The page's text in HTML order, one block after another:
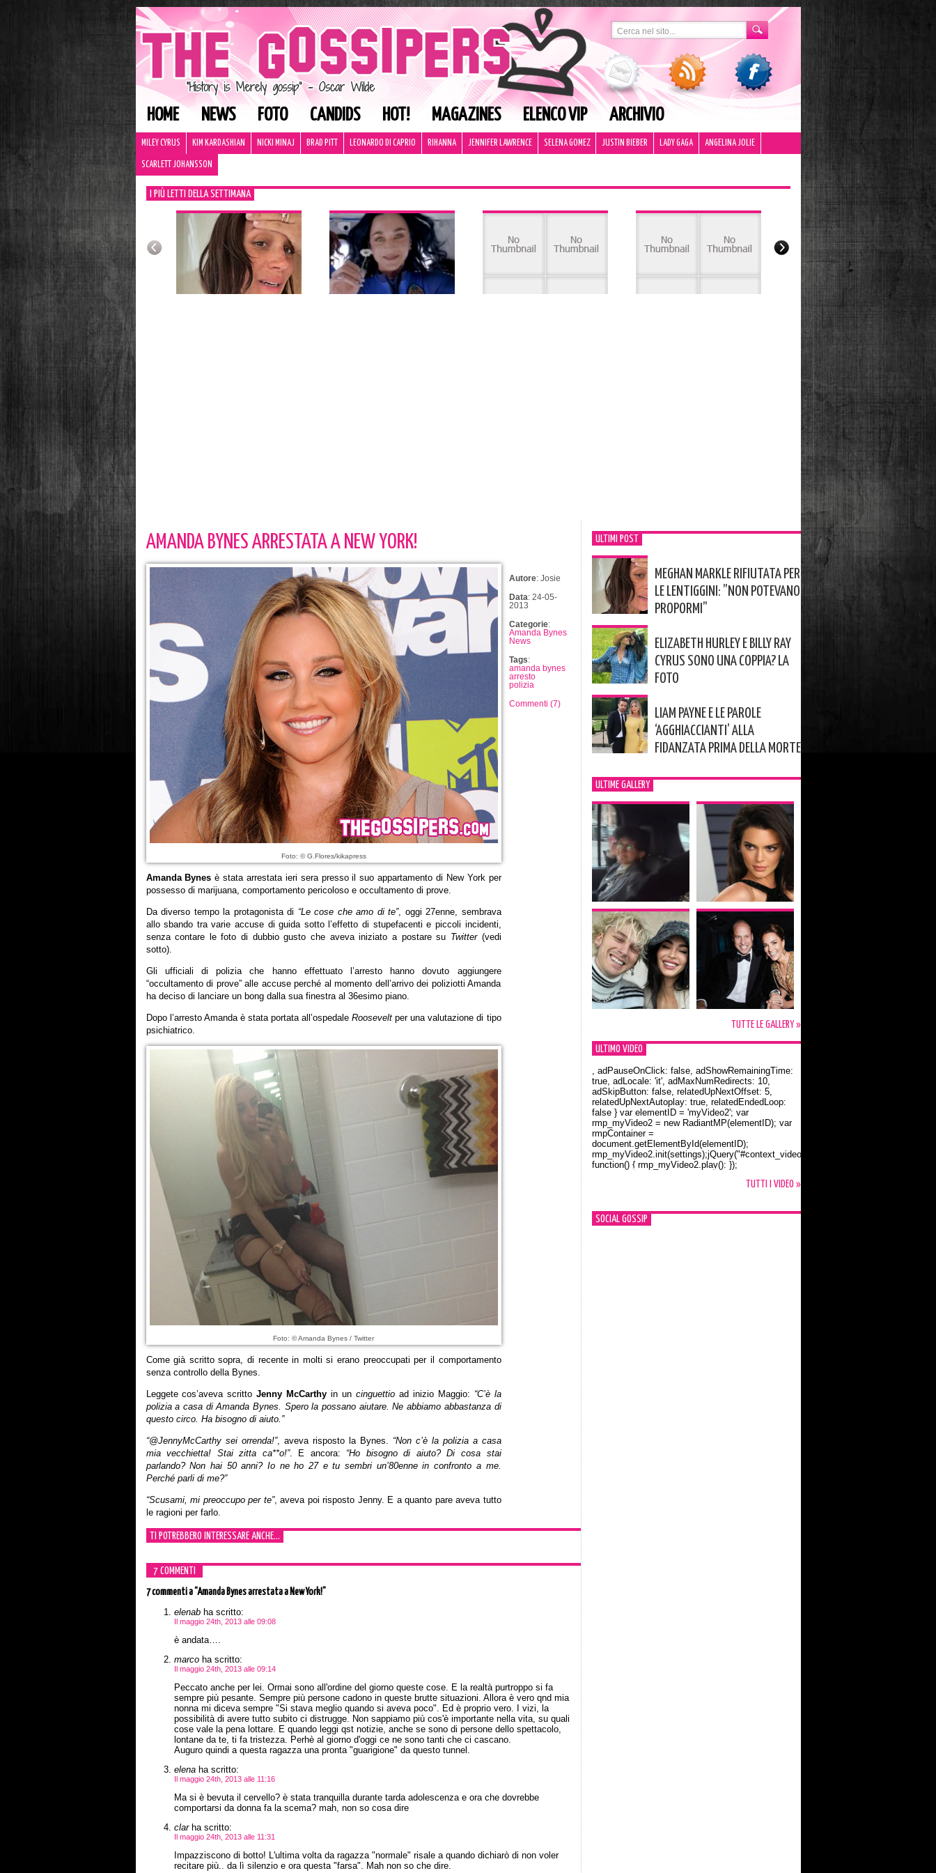
HOME NEWS FOTO CANDIDS HOT! MAGAZINES ELENCO VIP ARCHIVIO
MILEY CYRUS KIM KARDASHIAN NICKI MINAJ BRAD PITT LEONARDO DI CAPRIO RIHANNA JENNIFER LAWRENCE SELENA GOMEZ JUSTIN BIEBER LADY GAGA ANGELINA JOLIE
SCARLETT JOHANSSON
I PIÙ LETTI DELLA SETTIMANA
AMANDA BYNES ARRESTATA A NEW YORK!
Foto: © G.Flores/kikapress
Amanda Bynes è stata arrestata ieri sera presso il suo appartamento di New York per
possesso di marijuana, comportamento pericoloso e occultamento di prove.
Da diverso tempo la protagonista di “Le cose che amo di te”, oggi 27enne, sembrava
allo sbando tra varie accuse di guida sotto l’effetto di stupefacenti e piccoli incidenti,
senza contare le foto di dubbio gusto che aveva iniziato a postare su Twitter(vedi
sotto).
Gli ufficiali di poliziache hanno effettuato l’arresto hanno dovuto aggiungere
“occultamento di prove” alle accuse perché al momento dell’arrivo dei poliziotti Amanda
ha deciso di lanciare un bong dalla sua finestra al 36esimo piano.
Dopo l’arresto Amanda è stata portata all’ospedaleRoosevelt per una valutazione di tipo
psichiatrico.
Foto: © Amanda Bynes / Twitter
Come già scritto sopra, di recente in molti si erano preoccupati per il comportamento
senza controllo della Bynes.
Leggete cos’aveva scrittoJenny McCarthy in un cinguettioad inizio Maggio: “C’è la
polizia a casa di Amanda Bynes. Spero la possano aiutare. Ne abbiamo abbastanza di
questo circo. Ha bisogno di aiuto.”
“@JennyMcCarthy sei orrenda!”, aveva risposto la Bynes. “Non c’è la polizia a casa
mia vecchietta! Stai zitta ca**o!”. E ancora: “Ho bisogno di aiuto? Di cosa stai
parlando? Non hai 50 anni? Io ne ho 27 e tu sembri un’80enne in confronto a me.
Perché parli di me?”
“Scusami, mi preoccupo per te”, aveva poi risposto Jenny. E a quanto pare aveva tutto
le ragioni per farlo.
Autore: Josie
Data: 24-05-
2013
Categorie:
Amanda Bynes
News
Tags:
amanda bynes
arresto
polizia
Commenti (7)
TI POTREBBERO INTERESSARE ANCHE...
7 COMMENTI
7 commentia “Amanda Bynes arrestata a New York!”
elenabha scritto:
Il maggio 24th, 2013 alle 09:08
è andata….
marcoha scritto:
Il maggio 24th, 2013 alle 09:14
Peccato anche per lei. Ormai sono all'ordine del giorno queste cose. E la realtà purtroppo si fa
sempre più pesante. Sempre più persone cadono in queste brutte situazioni. Allora è vero qnd mia
nonna mi diceva sempre "Si stava meglio quando si aveva poco". Ed è proprio vero. I vizi, la
possibilità di avere tutto subito ci distrugge. Non sappiamo più cos'è importante nella vita, su quali
cose vale la pena lottare. E quando leggi qst notizie, anche se sono di persone dello spettacolo,
lontane da te, ti fa tristezza. Perhè al giorno d'oggi ce ne sono tanti che ci cascano.
Auguro quindi a questa ragazza una pronta "guarigione" da questo tunnel.
elenaha scritto:
Il maggio 24th, 2013 alle 11:16
Ma si è bevuta il cervello? è stata tranquilla durante tarda adolescenza e ora che dovrebbe
comportarsi da donna fa la scema? mah, non so cosa dire
clarha scritto:
Il maggio 24th, 2013 alle 11:31
Impazziscono di botto! L'ultima volta da ragazza "normale" risale a quando dichiarò di non voler
recitare più.. da lì silenzio e ora questa "farsa". Mah non so che dire.
ULTIMI POST
MEGHAN MARKLE RIFIUTATA PER
LE LENTIGGINI: ”NON POTEVANO
PROPORMI”
ELIZABETH HURLEY E BILLY RAY
CYRUS SONO UNA COPPIA? LA
FOTO
LIAM PAYNE E LE PAROLE
‘AGGHIACCIANTI’ ALLA
FIDANZATA PRIMA DELLA MORTE
ULTIME GALLERY
TUTTE LE GALLERY »
ULTIMO VIDEO
Orlando Bloom e la t-shirt dedicata a Flynn
, adPauseOnClick: false, adShowRemainingTime:
true, adLocale: 'it', adMaxNumRedirects: 10,
adSkipButton: false, relatedUpNextOffset: 5,
relatedUpNextAutoplay: true, relatedEndedLoop:
false } var elementID = 'myVideo2'; var
rmp_myVideo2 = new RadiantMP(elementID); var
rmpContainer =
document.getElementById(elementID);
rmp_myVideo2.init(settings);jQuery("#context_video2").one("mouseover",
function() { rmp_myVideo2.play(); });
TUTTI I VIDEO »
SOCIAL GOSSIP